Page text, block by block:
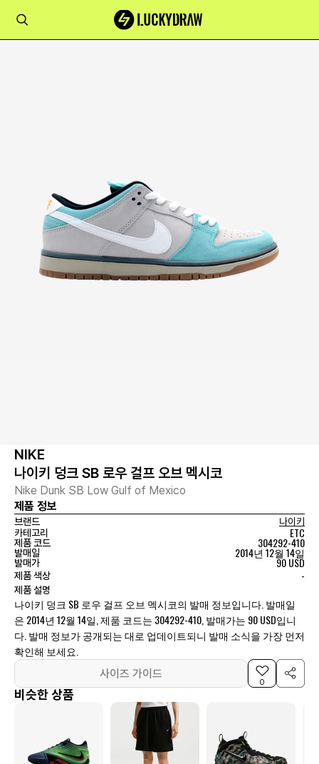
NIKE
나이키 덩크 SB 로우 걸프 오브 멕시코
Nike Dunk SB Low Gulf of Mexico
제품 정보
브랜드
나이키
카테고리
ETC
제품 코드 304292-410
발매일 2014년 12월 14일
발매가 90 USD
제품 색상 -
제품 설명
나이키 덩크 SB 로우 걸프 오브 멕시코의 발매 정보입니다. 발매일
은 2014년 12월 14일, 제품 코드는 304292-410, 발매가는 90 USD입니
다. 발매 정보가 공개되는 대로 업데이트되니 발매 소식을 가장 먼저
확인해 보세요.
사이즈 가이드
0
비슷한 상품